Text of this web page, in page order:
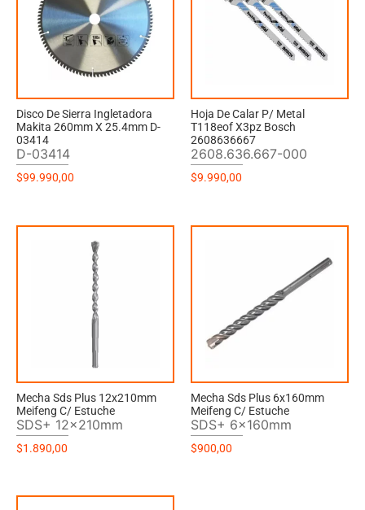
Disco De Sierra Ingletadora
Makita 260mm X 25.4mm D-
03414
D-03414
$99.990,00
Hoja De Calar P/ Metal
T118eof X3pz Bosch
2608636667
2608.636.667-000
$9.990,00
Mecha Sds Plus 12x210mm
Meifeng C/ Estuche
SDS+ 12x210mm
$1.890,00
Mecha Sds Plus 6x160mm
Meifeng C/ Estuche
SDS+ 6x160mm
$900,00